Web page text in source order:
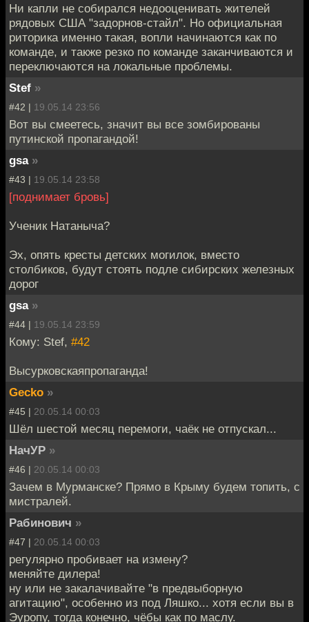
Ни капли не собирался недооценивать жителей
рядовых США "задорнов-стайл". Но официальная
риторика именно такая, вопли начинаются как по
команде, и также резко по команде заканчиваются и
переключаются на локальные проблемы.
Stef »
#42 | 19.05.14 23:56
Вот вы смеетесь, значит вы все зомбированы
путинской пропагандой!
gsa »
#43 | 19.05.14 23:58
[поднимает бровь]
Ученик Натаныча?
Эх, опять кресты детских могилок, вместо
столбиков, будут стоять подле сибирских железных
дорог
gsa »
#44 | 19.05.14 23:59
Кому: Stef, #42
Высурковскаяпропаганда!
Gecko »
#45 | 20.05.14 00:03
Шёл шестой месяц перемоги, чаёк не отпускал...
НачУР »
#46 | 20.05.14 00:03
Зачем в Мурманске? Прямо в Крыму будем топить, с
мистралей.
Рабинович »
#47 | 20.05.14 00:03
регулярно пробивает на измену?
меняйте дилера!
ну или не закалачивайте "в предвыборную
агитацию", особенно из под Ляшко... хотя если вы в
Эуропу, тогда конечно, чёбы как по маслу.